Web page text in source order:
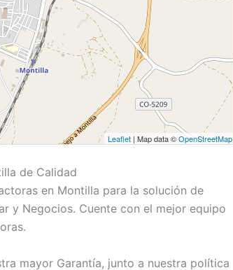
Leaflet | Map data ©OpenStreetMap
de Calidad
en Montilla para la solución de
y Negocios. Cuente con el mejor equipo
mayor Garantía, junto a nuestra política